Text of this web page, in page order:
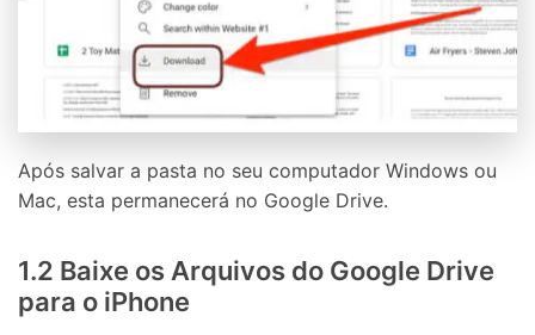
Após salvar a pasta no seu computador Windows ou
Mac, esta permanecerá no Google Drive.
1.2 Baixe os Arquivos do Google Drive
para o iPhone